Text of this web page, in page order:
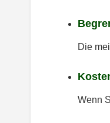
Die
Wenn